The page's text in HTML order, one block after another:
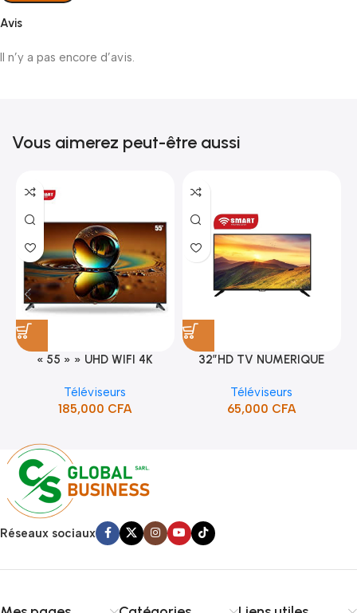
Avis
Il n’y a pas encore d’avis.
Vous aimerez peut-être aussi
« 55 » » UHD WIFI 4K
Téléviseurs
185,000 CFA
32″HD TV NUMERIQUE
BORDURE/SUPPORT(STT-
5132A)
Téléviseurs
65,000 CFA
Réseaux sociaux